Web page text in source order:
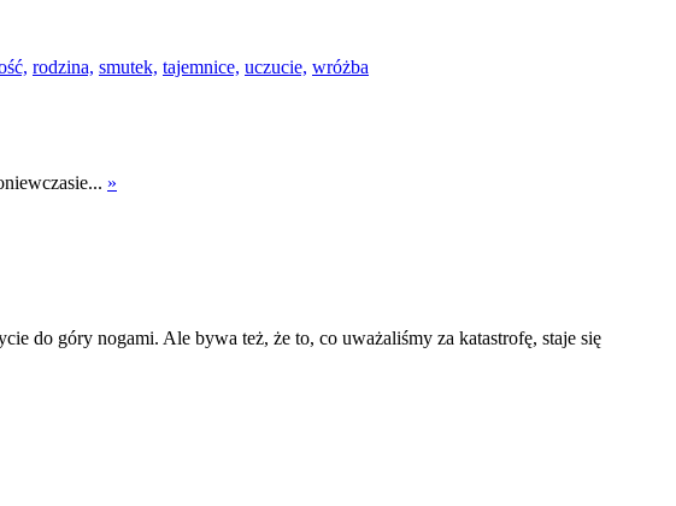
rodzina, smutek, tajemnice, uczucie, wróżba
»
do góry nogami. Ale bywa też, że to, co uważaliśmy za katastrofę, staje się